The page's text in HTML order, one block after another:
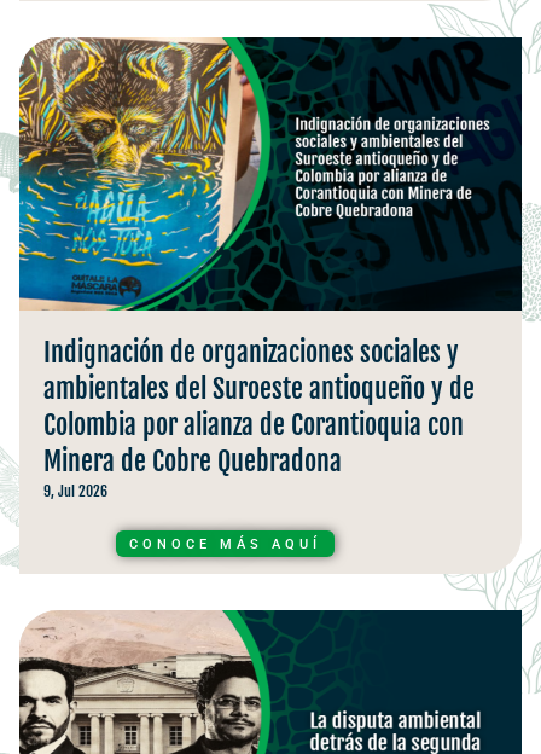
Indignación de organizaciones sociales y
ambientales del Suroeste antioqueño y de
Colombia por alianza de Corantioquia con
Minera de Cobre Quebradona
9, Jul 2026
CONOCE MÁS AQUÍ